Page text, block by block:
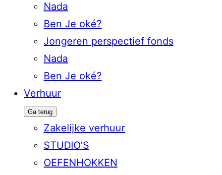
Nada
Ben Je oké?
Jongeren perspectief fonds
Nada
Ben Je oké?
Verhuur
Ga terug
Zakelijke verhuur
STUDIO’S
OEFENHOKKEN